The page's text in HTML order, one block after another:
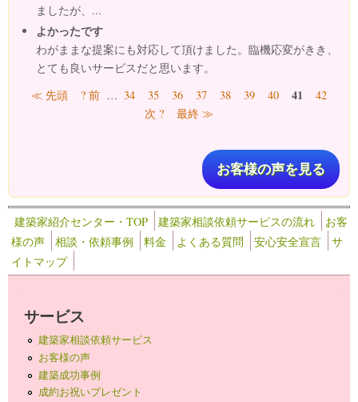
ましたが、...
よかったです
わがままな提案にも対応して頂けました。臨機応変がきき、
とても良いサービスだと思います。
ページ
≪ 先頭 ? 前 … 34 35 36 37 38 39 40 41
42
次 ?
最終 ≫
お客様の声を見る
建築家紹介センター・TOP 建築家相談依頼サービスの流れ
お客
様の声
相談・依頼事例 料金 よくある質問 安心安全宣言
サ
イトマップ
サービス
建築家相談依頼サービス
お客様の声
建築成功事例
成約お祝いプレゼント